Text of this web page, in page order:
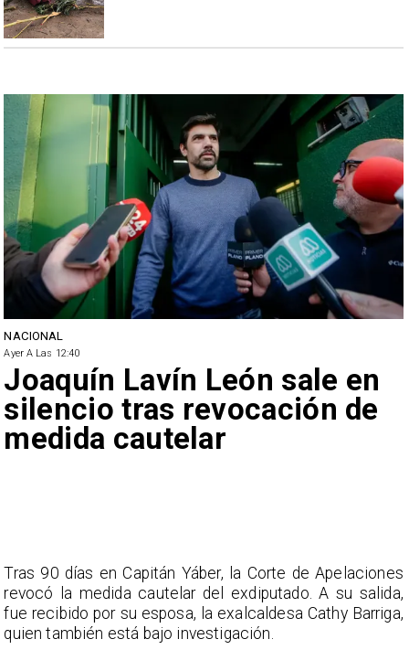
NACIONAL
Ayer A Las 12:40
Joaquín Lavín León sale en
silencio tras revocación de
medida cautelar
Tras 90 días en Capitán Yáber, la Corte de Apelaciones
revocó la medida cautelar del exdiputado. A su salida,
fue recibido por su esposa, la exalcaldesa Cathy Barriga,
quien también está bajo investigación.